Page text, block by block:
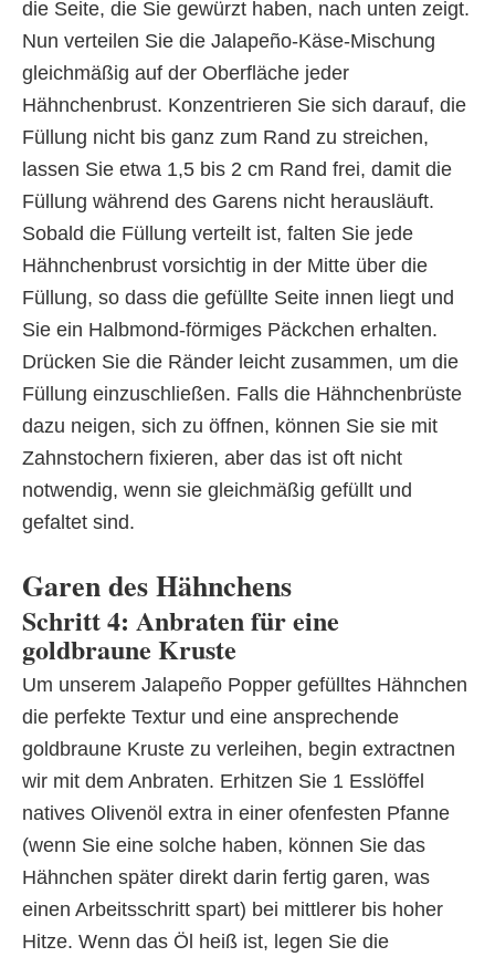
die Seite, die Sie gewürzt haben, nach unten zeigt.
Nun verteilen Sie die Jalapeño-Käse-Mischung
gleichmäßig auf der Oberfläche jeder
Hähnchenbrust. Konzentrieren Sie sich darauf, die
Füllung nicht bis ganz zum Rand zu streichen,
lassen Sie etwa 1,5 bis 2 cm Rand frei, damit die
Füllung während des Garens nicht herausläuft.
Sobald die Füllung verteilt ist, falten Sie jede
Hähnchenbrust vorsichtig in der Mitte über die
Füllung, so dass die gefüllte Seite innen liegt und
Sie ein Halbmond-förmiges Päckchen erhalten.
Drücken Sie die Ränder leicht zusammen, um die
Füllung einzuschließen. Falls die Hähnchenbrüste
dazu neigen, sich zu öffnen, können Sie sie mit
Zahnstochern fixieren, aber das ist oft nicht
notwendig, wenn sie gleichmäßig gefüllt und
gefaltet sind.
Garen des Hähnchens
Schritt 4: Anbraten für eine
goldbraune Kruste
Um unserem Jalapeño Popper gefülltes Hähnchen
die perfekte Textur und eine ansprechende
goldbraune Kruste zu verleihen, begin extractnen
wir mit dem Anbraten. Erhitzen Sie 1 Esslöffel
natives Olivenöl extra in einer ofenfesten Pfanne
(wenn Sie eine solche haben, können Sie das
Hähnchen später direkt darin fertig garen, was
einen Arbeitsschritt spart) bei mittlerer bis hoher
Hitze. Wenn das Öl heiß ist, legen Sie die